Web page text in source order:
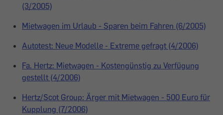
(3/2005)
Mietwagen im Urlaub - Sparen beim Fahren (6/2005)
Autotest: Neue Modelle - Extreme gefragt (4/2006)
Fa. Hertz: Mietwagen - Kostengünstig zu Verfügung
gestellt (4/2006)
Hertz/Scot Group: Ärger mit Mietwagen - 500 Euro für
Kupplung (7/2006)